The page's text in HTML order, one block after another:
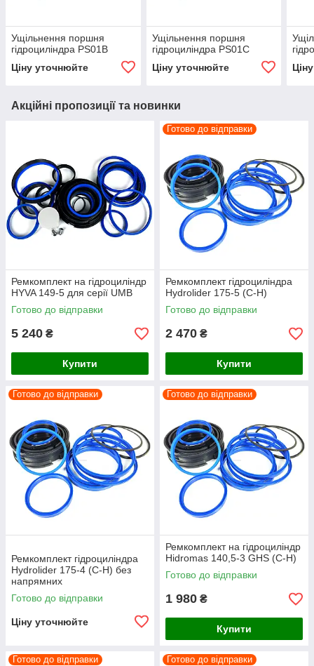
Ущільнення поршня
гідроциліндра PS01B
Ціну уточнюйте
Ущільнення поршня
гідроциліндра PS01C
Ціну уточнюйте
Акційні пропозиції та новинки
Ремкомплект на гідроциліндр
HYVA 149-5 для серії UMB
Готово до відправки
5 240 ₴
Купити
Готово до відправки
Ремкомплект гідроциліндра
Hydrolider 175-5 (C-H)
Готово до відправки
2 470 ₴
Купити
Готово до відправки
Ремкомплект гідроциліндра
Hydrolider 175-4 (C-H) без
напрямних
Готово до відправки
Ціну уточнюйте
Готово до відправки
Ремкомплект на гідроциліндр
Hidromas 140,5-3 GHS (C-H)
Готово до відправки
1 980 ₴
Купити
Готово до відправки Готово до відправки